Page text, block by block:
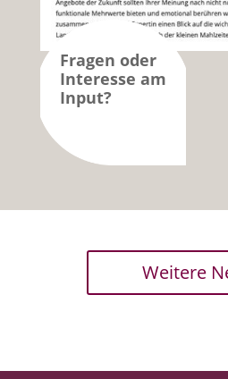
Fragen oder
Interesse am
Input?
Weitere